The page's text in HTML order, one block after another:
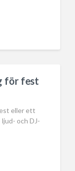
för fest
eller ett
och DJ-